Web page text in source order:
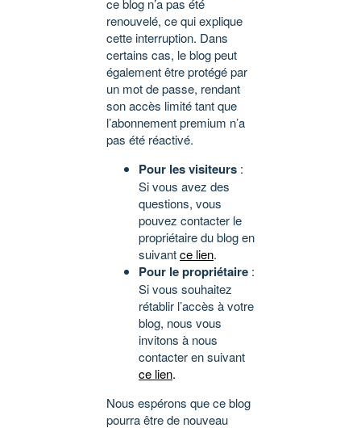
ce blog n’a pas été
renouvelé, ce qui explique
cette interruption. Dans
certains cas, le blog peut
également être protégé par
un mot de passe, rendant
son accès limité tant que
l’abonnement premium n’a
pas été réactivé.
Pour les visiteurs :
Si vous avez des
questions, vous
pouvez contacter le
propriétaire du blog en
suivantce lien.
Pour le propriétaire :
Si vous souhaitez
rétablir l’accès à votre
blog, nous vous
invitons à nous
contacter en suivant
ce lien.
Nous espérons que ce blog
pourra être de nouveau